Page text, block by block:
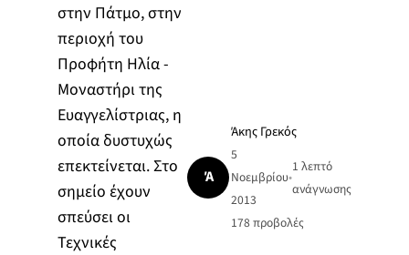
στην Πάτμο, στην
περιοχή του
Προφήτη Ηλία -
Μοναστήρι της
Ευαγγελίστριας, η
οποία δυστυχώς
επεκτείνεται. Στο
σημείο έχουν
σπεύσει οι
Τεχνικές
Ά
Άκης Γρεκός
5
Νοεμβρίου
2013
•
1 λεπτό
ανάγνωσης
178 προβολές